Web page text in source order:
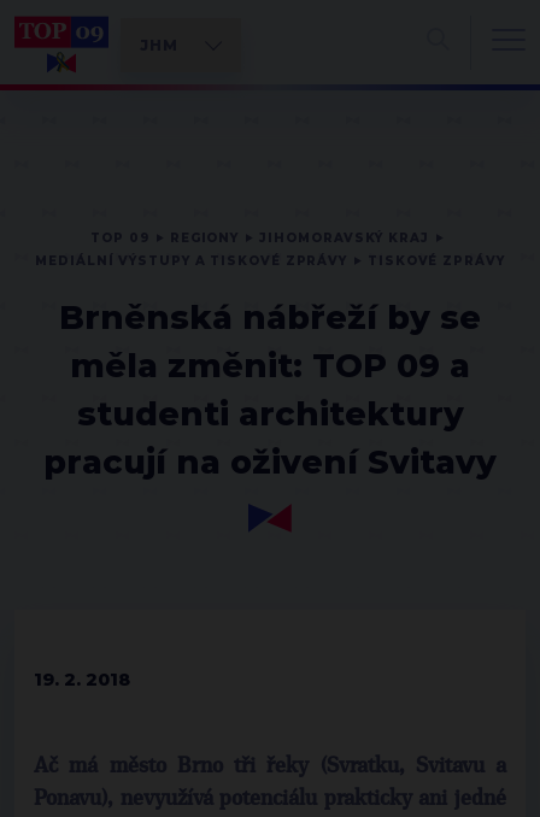
Brněnská nábřeží by se
měla změnit: TOP 09 a
studenti architektury
pracují na oživení Svitavy
19. 2. 2018
Ač má město Brno tři řeky (Svratku, Svitavu a
Ponavu), nevyužívá potenciálu prakticky ani jedné